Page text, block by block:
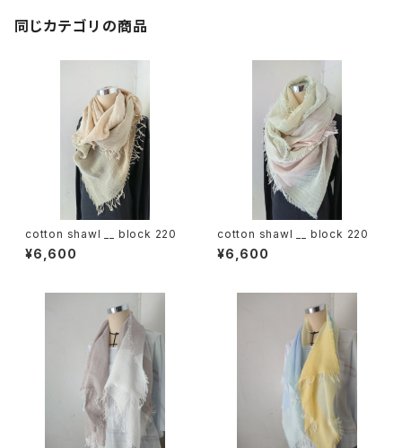
同じカテゴリの商品
cotton shawl __ block 220
¥6,600
cotton shawl __ block 220
¥6,600